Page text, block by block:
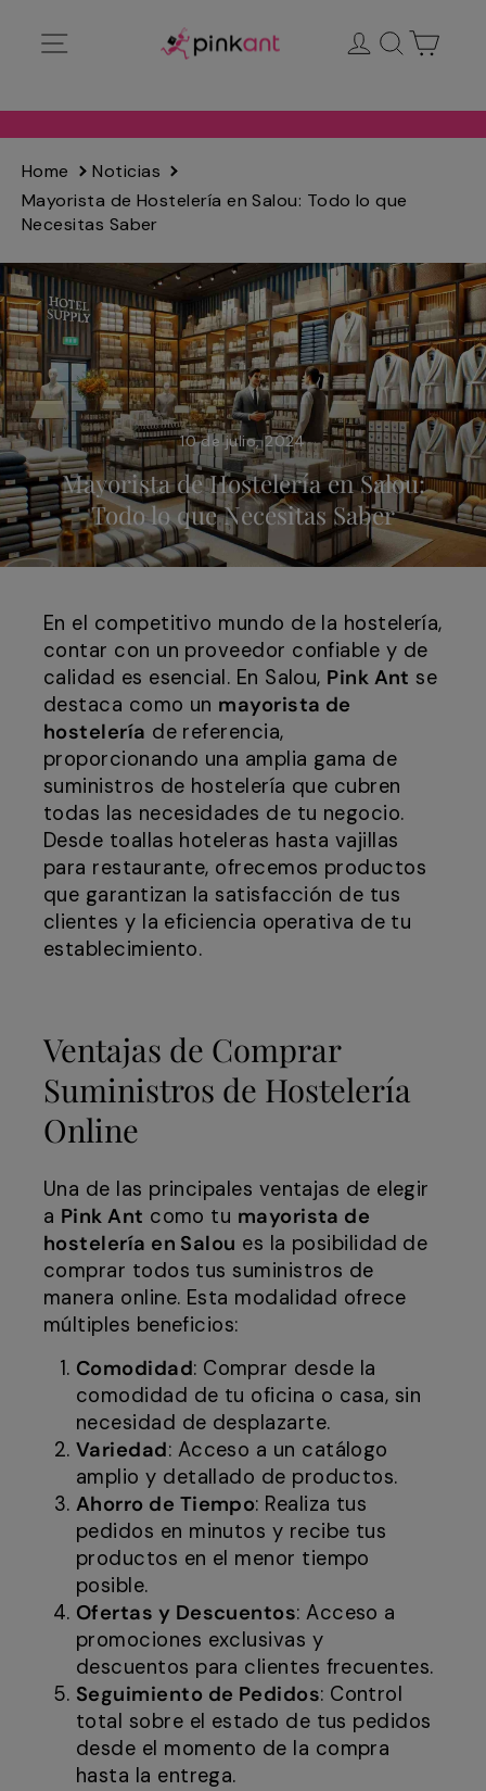
directamente
Ingresar
Buscar
Home
Noticias
Mayorista de Hostelería en Salou: Todo lo que
Necesitas Saber
10 de julio, 2024
Mayorista de Hostelería en Salou:
Todo lo que Necesitas Saber
En el competitivo mundo de la hostelería,
contar con un proveedor confiable y de
calidad es esencial. En Salou, Pink Ant se
destaca como un mayorista de
hostelería de referencia,
proporcionando una amplia gama de
suministros de hostelería que cubren
todas las necesidades de tu negocio.
Desde toallas hoteleras hasta vajillas
para restaurante, ofrecemos productos
que garantizan la satisfacción de tus
clientes y la eficiencia operativa de tu
establecimiento.
Ventajas de Comprar
Suministros de Hostelería
Online
Una de las principales ventajas de elegir
a Pink Ant como tu mayorista de
hostelería en Salou es la posibilidad de
comprar todos tus suministros de
manera online. Esta modalidad ofrece
múltiples beneficios:
Comodidad: Comprar desde la
comodidad de tu oficina o casa, sin
necesidad de desplazarte.
Variedad: Acceso a un catálogo
amplio y detallado de productos.
Ahorro de Tiempo: Realiza tus
pedidos en minutos y recibe tus
productos en el menor tiempo
posible.
Ofertas y Descuentos: Acceso a
promociones exclusivas y
descuentos para clientes frecuentes.
Seguimiento de Pedidos: Control
total sobre el estado de tus pedidos
desde el momento de la compra
hasta la entrega.